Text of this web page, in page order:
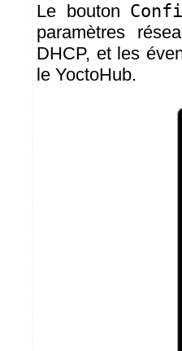
Le bouton
paramètres
DHCP, et les
le YoctoHub.